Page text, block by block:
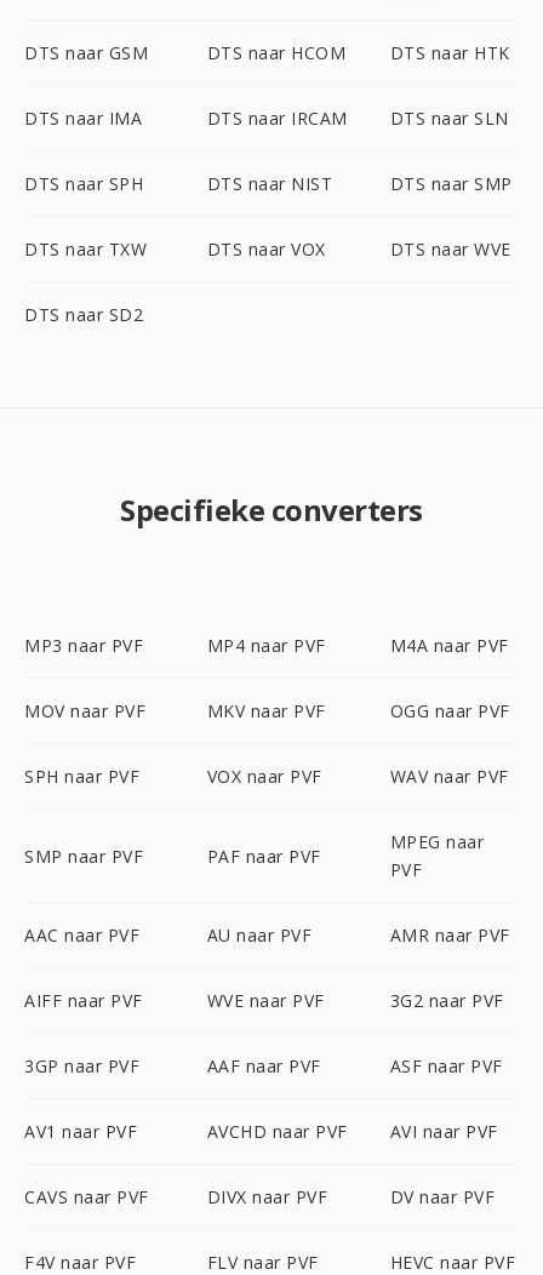
DTS naar GSM DTS naar HCOM DTS naar HTK
DTS naar IMA DTS naar IRCAM DTS naar SLN
DTS naar SPH DTS naar NIST DTS naar SMP
DTS naar TXW DTS naar VOX DTS naar WVE
DTS naar SD2
Specifieke converters
MP3 naar PVF MP4 naar PVF M4A naar PVF
MOV naar PVF MKV naar PVF OGG naar PVF
SPH naar PVF VOX naar PVF WAV naar PVF
SMP naar PVF PAF naar PVF
MPEG naar
PVF
AAC naar PVF AU naar PVF AMR naar PVF
AIFF naar PVF WVE naar PVF 3G2 naar PVF
3GP naar PVF AAF naar PVF ASF naar PVF
AV1 naar PVF AVCHD naar PVF AVI naar PVF
CAVS naar PVF DIVX naar PVF DV naar PVF
F4V naar PVF FLV naar PVF HEVC naar PVF